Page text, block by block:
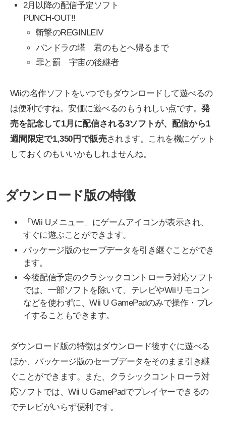
2月以降の配信予定ソフト
PUNCH-OUT!!
斬撃のREGINLEIV
パンドラの塔 君のもとへ帰るまで
罪と罰 宇宙の後継者
Wiiの名作ソフトをいつでもダウンロードして遊べるの
は便利ですね。安価に遊べるのもうれしい点です。発
売を記念して1月に配信される3ソフトが、配信から1
週間限定で1,350円で販売されます。これを機にゲット
しておくのもいいかもしれませんね。
ダウンロード版の特徴
「Wii Uメニュー」にゲームアイコンが表示され、
すぐに遊ぶことができます。
パッケージ版のセーブデータを引き継ぐことができ
ます。
今後配信予定のクラシックコントローラ対応ソフト
では、一部ソフトを除いて、テレビやWiiリモコン
などを使わずに、Wii U GamePadのみで操作・プレ
イすることもできます。
ダウンロード版の特徴はダウンロード後すぐに遊べる
ほか、パッケージ版のセーブデータをそのまま引き継
ぐことができます。また、クラシックコントローラ対
応ソフトでは、Wii U GamePadでプレイヤーできるの
でテレビがいらず便利です。